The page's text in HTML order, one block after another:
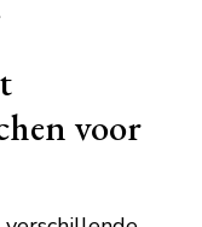
voor